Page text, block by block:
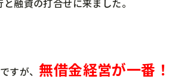
すが、 無借金経営が一番